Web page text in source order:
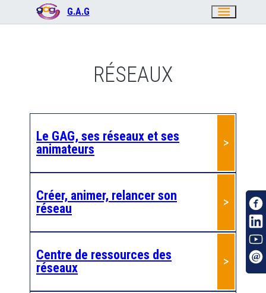
G.A.G menu
RÉSEAUX
Le GAG, ses réseaux et ses
animateurs
Créer, animer, relancer son
réseau
Centre de ressources des
réseaux